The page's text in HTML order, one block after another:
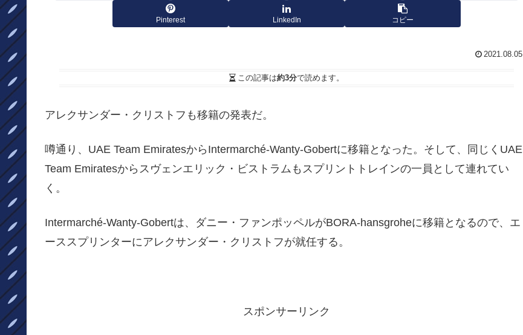
Pinterest LinkedIn コピー
2021.08.05
この記事は約3分で読めます。
アレクサンダー・クリストフも移籍の発表だ。
噂通り、UAE Team EmiratesからIntermarché-Wanty-Gobertに移籍となった。そして、同じくUAE
Team Emiratesからスヴェンエリック・ビストラムもスプリントトレインの一員として連れてい
く。
Intermarché-Wanty-Gobertは、ダニー・ファンポッペルがBORA-hansgroheに移籍となるので、エ
ーススプリンターにアレクサンダー・クリストフが就任する。
スポンサーリンク